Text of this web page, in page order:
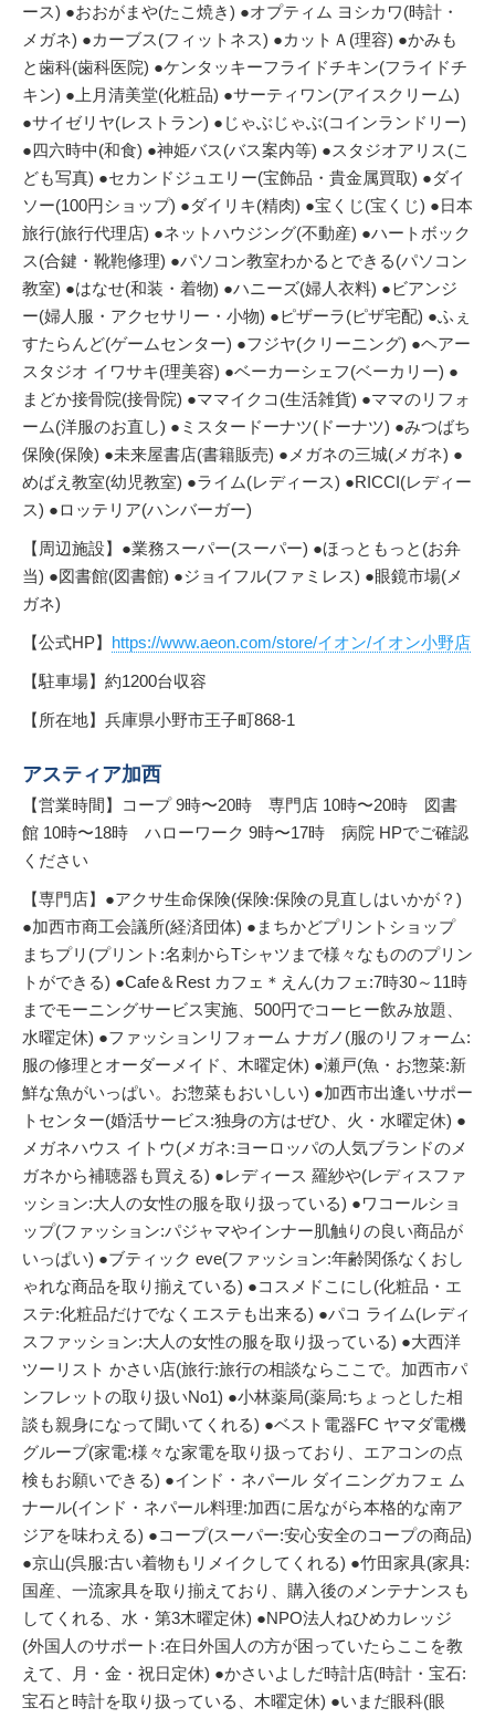
ース) ●おおがまや(たこ焼き) ●オプティム ヨシカワ(時計・
メガネ) ●カーブス(フィットネス) ●カットＡ(理容) ●かみも
と歯科(歯科医院) ●ケンタッキーフライドチキン(フライドチ
キン) ●上月清美堂(化粧品) ●サーティワン(アイスクリーム)
●サイゼリヤ(レストラン) ●じゃぶじゃぶ(コインランドリー)
●四六時中(和食) ●神姫バス(バス案内等) ●スタジオアリス(こ
ども写真) ●セカンドジュエリー(宝飾品・貴金属買取) ●ダイ
ソー(100円ショップ) ●ダイリキ(精肉) ●宝くじ(宝くじ) ●日本
旅行(旅行代理店) ●ネットハウジング(不動産) ●ハートボック
ス(合鍵・靴鞄修理) ●パソコン教室わかるとできる(パソコン
教室) ●はなせ(和装・着物) ●ハニーズ(婦人衣料) ●ビアンジ
ー(婦人服・アクセサリー・小物) ●ピザーラ(ピザ宅配) ●ふぇ
すたらんど(ゲームセンター) ●フジヤ(クリーニング) ●ヘアー
スタジオ イワサキ(理美容) ●ベーカーシェフ(ベーカリー) ●
まどか接骨院(接骨院) ●ママイクコ(生活雑貨) ●ママのリフォ
ーム(洋服のお直し) ●ミスタードーナツ(ドーナツ) ●みつばち
保険(保険) ●未来屋書店(書籍販売) ●メガネの三城(メガネ) ●
めばえ教室(幼児教室) ●ライム(レディース) ●RICCI(レディー
ス) ●ロッテリア(ハンバーガー)
【周辺施設】●業務スーパー(スーパー) ●ほっともっと(お弁
当) ●図書館(図書館) ●ジョイフル(ファミレス) ●眼鏡市場(メ
ガネ)
【公式HP】 https://www.aeon.com/store/イオン/イオン小野店
【駐車場】約1200台収容
【所在地】兵庫県小野市王子町868-1
アスティア加西
【営業時間】コープ 9時〜20時 専門店 10時〜20時 図書
館 10時〜18時 ハローワーク 9時〜17時 病院 HPでご確認
ください
【専門店】●アクサ生命保険(保険:保険の見直しはいかが？)
●加西市商工会議所(経済団体) ●まちかどプリントショップ
まちプリ(プリント:名刺からTシャツまで様々なもののプリン
トができる) ●Cafe＆Rest カフェ＊えん(カフェ:7時30～11時
までモーニングサービス実施、500円でコーヒー飲み放題、
水曜定休) ●ファッションリフォーム ナガノ(服のリフォーム:
服の修理とオーダーメイド、木曜定休) ●瀬戸(魚・お惣菜:新
鮮な魚がいっぱい。お惣菜もおいしい) ●加西市出逢いサポー
トセンター(婚活サービス:独身の方はぜひ、火・水曜定休) ●
メガネハウス イトウ(メガネ:ヨーロッパの人気ブランドのメ
ガネから補聴器も買える) ●レディース 羅紗や(レディスファ
ッション:大人の女性の服を取り扱っている) ●ワコールショ
ップ(ファッション:パジャマやインナー肌触りの良い商品が
いっぱい) ●ブティック eve(ファッション:年齢関係なくおし
ゃれな商品を取り揃えている) ●コスメドこにし(化粧品・エ
ステ:化粧品だけでなくエステも出来る) ●パコ ライム(レディ
スファッション:大人の女性の服を取り扱っている) ●大西洋
ツーリスト かさい店(旅行:旅行の相談ならここで。加西市パ
ンフレットの取り扱いNo1) ●小林薬局(薬局:ちょっとした相
談も親身になって聞いてくれる) ●ベスト電器FC ヤマダ電機
グループ(家電:様々な家電を取り扱っており、エアコンの点
検もお願いできる) ●インド・ネパール ダイニングカフェ ム
ナール(インド・ネパール料理:加西に居ながら本格的な南ア
ジアを味わえる) ●コープ(スーパー:安心安全のコープの商品)
●京山(呉服:古い着物もリメイクしてくれる) ●竹田家具(家具:
国産、一流家具を取り揃えており、購入後のメンテナンスも
してくれる、水・第3木曜定休) ●NPO法人ねひめカレッジ
(外国人のサポート:在日外国人の方が困っていたらここを教
えて、月・金・祝日定休) ●かさいよしだ時計店(時計・宝石:
宝石と時計を取り扱っている、木曜定休) ●いまだ眼科(眼